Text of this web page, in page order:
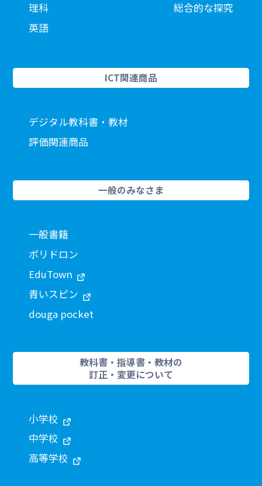
理科
英語
総合的な探究
ICT関連商品
デジタル教科書・教材
評価関連商品
一般のみなさま
一般書籍
ポリドロン
EduTown
青いスピン
douga pocket
教科書・指導書・教材の
訂正・変更について
小学校
中学校
高等学校